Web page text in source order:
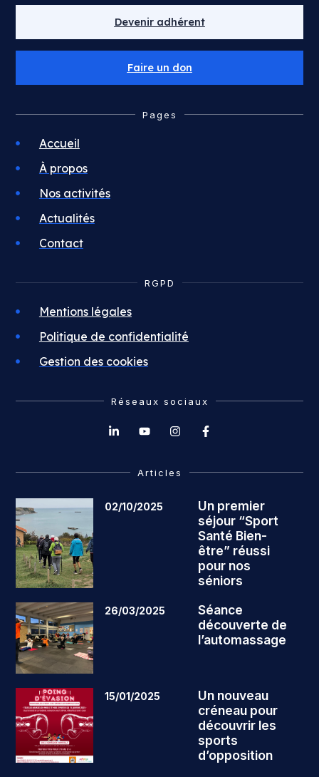
Devenir adhérent
Faire un don
Pages
Accueil
À propos
Nos activités
Actualités
Contact
RGPD
Mentions légales
Politique de confidentialité
Gestion des cookies
Réseaux sociaux
Articles
02/10/2025
Un premier
séjour “Sport
Santé Bien-
être” réussi
pour nos
séniors
26/03/2025
Séance
découverte de
l’automassage
15/01/2025
Un nouveau
créneau pour
découvrir les
sports
d’opposition